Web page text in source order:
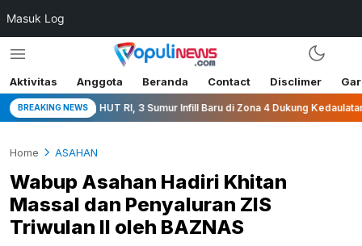
Masuk Log
Aktivitas Anggota Beranda Contact Disclimer
BREAKING NEWS
Jelang HUT RI, 3 Sumur Infill Baru di Zona 4 Dukung Kedaulatan Energi
Home ASAHAN
Wabup Asahan Hadiri Khitan
Massal dan Penyaluran ZIS
Triwulan II oleh BAZNAS